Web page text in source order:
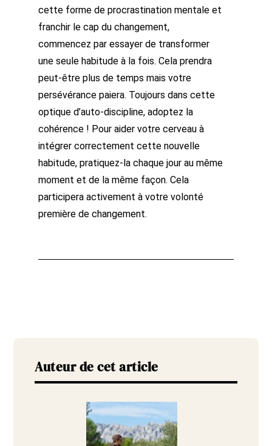
cette forme de procrastination mentale et
franchir le cap du changement,
commencez par essayer de transformer
une seule habitude à la fois. Cela prendra
peut-être plus de temps mais votre
persévérance paiera. Toujours dans cette
optique d’auto-discipline, adoptez la
cohérence ! Pour aider votre cerveau à
intégrer correctement cette nouvelle
habitude, pratiquez-la chaque jour au même
moment et de la même façon. Cela
participera activement à votre volonté
première de changement.
Auteur de cet article